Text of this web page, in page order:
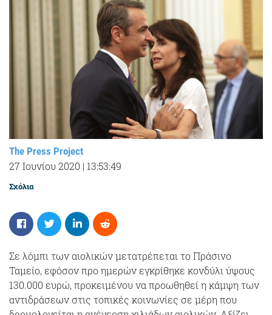
The Press Project
27 Ιουνίου 2020 | 13:53:49
Σχόλια
Σε λόμπι των αιολικών μετατρέπεται το Πράσινο
Ταμείο, εφόσον προ ημερών εγκρίθηκε κονδύλι ύψους
130.000 ευρώ, προκειμένου να προωθηθεί η κάμψη των
αντιδράσεων στις τοπικές κοινωνίες σε μέρη που